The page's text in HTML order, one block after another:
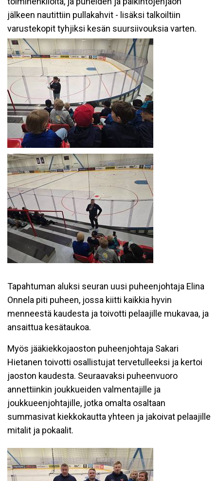
jälkeen nautittiin pullakahvit - lisäksi talkoiltiin
varustekopit tyhjiksi kesän suursiivouksia varten.
Tapahtuman aluksi seuran uusi puheenjohtaja Elina
Onnela piti puheen, jossa kiitti kaikkia hyvin
menneestä kaudesta ja toivotti pelaajille mukavaa, ja
ansaittua kesätaukoa.
Myös jääkiekkojaoston puheenjohtaja Sakari
Hietanen toivotti osallistujat tervetulleeksi ja kertoi
jaoston kaudesta. Seuraavaksi puheenvuoro
annettiinkin joukkueiden valmentajille ja
joukkueenjohtajille, jotka omalta osaltaan
summasivat kiekkokautta yhteen ja jakoivat pelaajille
mitalit ja pokaalit.